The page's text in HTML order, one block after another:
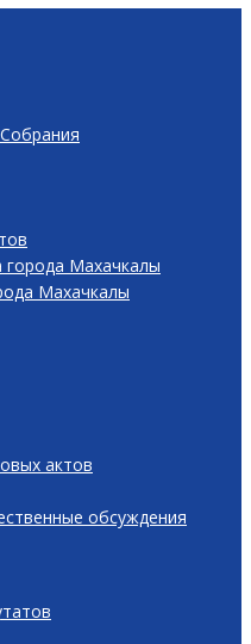
города Махачкалы
Махачкалы
актов
обсуждения